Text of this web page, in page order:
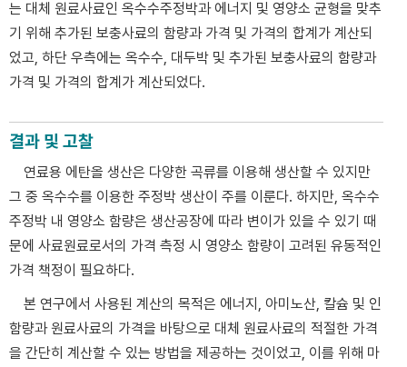
는 대체 원료사료인 옥수수주정박과 에너지 및 영양소 균형을 맞추
기 위해 추가된 보충사료의 함량과 가격 및 가격의 합계가 계산되
었고, 하단 우측에는 옥수수, 대두박 및 추가된 보충사료의 함량과
가격 및 가격의 합계가 계산되었다.
결과 및 고찰
연료용 에탄올 생산은 다양한 곡류를 이용해 생산할 수 있지만
그 중 옥수수를 이용한 주정박 생산이 주를 이룬다. 하지만, 옥수수
주정박 내 영양소 함량은 생산공장에 따라 변이가 있을 수 있기 때
문에 사료원료로서의 가격 측정 시 영양소 함량이 고려된 유동적인
가격 책정이 필요하다.
본 연구에서 사용된 계산의 목적은 에너지, 아미노산, 칼슘 및 인
함량과 원료사료의 가격을 바탕으로 대체 원료사료의 적절한 가격
을 간단히 계산할 수 있는 방법을 제공하는 것이었고, 이를 위해 마